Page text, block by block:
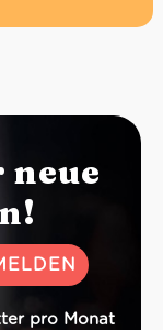
neue
pro Monat